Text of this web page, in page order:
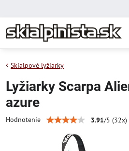
Skialpové lyžiarky
Lyžiarky Scarpa
azure
Hodnotenie 3.91/5 (32x)